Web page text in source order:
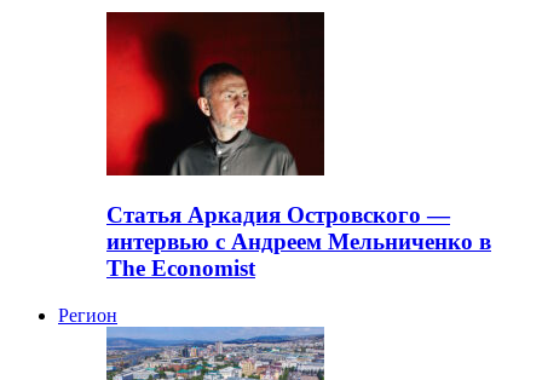
Статья Аркадия Островского —
интервью с Андреем Мельниченко в
The Economist
Регион